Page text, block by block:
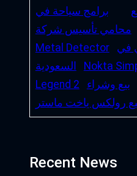
برامج سياحة في
محامي تأسيس شركة
Metal Detector
في
السعودية
Nokta
Legend 2
بيع وشراء
رولكس ياخت ماستر
Recent News